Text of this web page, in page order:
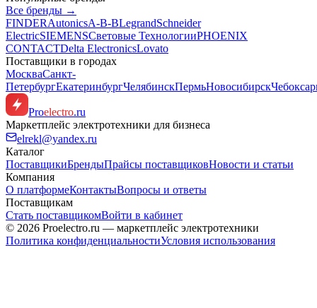
Все бренды →
FINDERAutonicsA-B-BLegrandSchneider
ElectricSIEMENSСветовые ТехнологииPHOENIX
CONTACTDelta ElectronicsLovato
Поставщики в городах
МоскваСанкт-
ПетербургЕкатеринбургЧелябинскПермьНовосибирск
Proelectro.ru
Маркетплейс электротехники для бизнеса
elrekl@yandex.ru
Каталог
ПоставщикиБрендыПрайсы поставщиковНовости и статьи
Компания
О платформеКонтактыВопросы и ответы
Поставщикам
Стать поставщикомВойти в кабинет
© 2026 Proelectro.ru — маркетплейс электротехники
Политика конфиденциальностиУсловия использования